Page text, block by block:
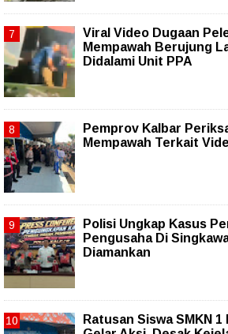
Viral Video Dugaan
Mempawah Berujung
Didalami Unit PPA
Pemprov Kalbar
Mempawah Terkait
Polisi Ungkap Kasus
Pengusaha Di
Diamankan
Ratusan Siswa SMKN 1